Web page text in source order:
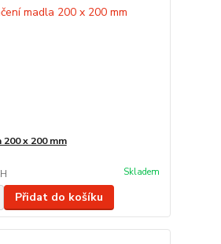
x 200 mm
Skladem
Přidat do košíku